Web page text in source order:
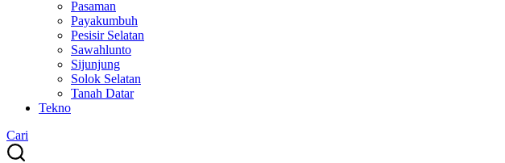
Pasaman
Payakumbuh
Pesisir Selatan
Sawahlunto
Sijunjung
Solok Selatan
Tanah Datar
Tekno
Cari